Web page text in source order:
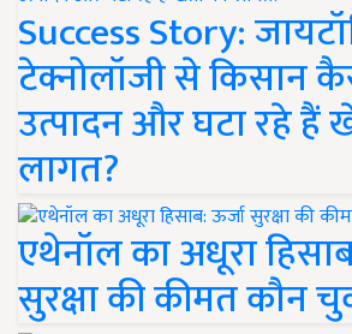
Success Story:
टेक्नोलॉजी से किसान
उत्पादन और घटा रहे हैं
लागत?
एथेनॉल का अधूरा
सुरक्षा की कीमत कौन